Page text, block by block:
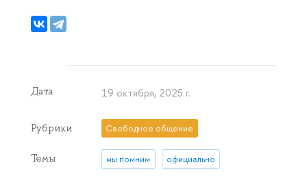
Дата 19 октября, 2025 г.
Рубрики Свободное общение
Темы мы помним официально